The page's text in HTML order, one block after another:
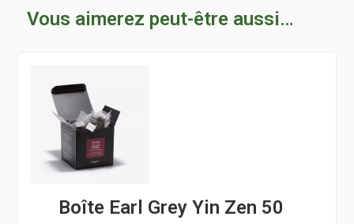
Vous aimerez peut-être aussi…
Boîte Earl Grey Yin Zen 50